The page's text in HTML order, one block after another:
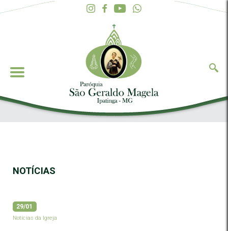
NOTÍCIAS
29/01
Notícias da Igreja